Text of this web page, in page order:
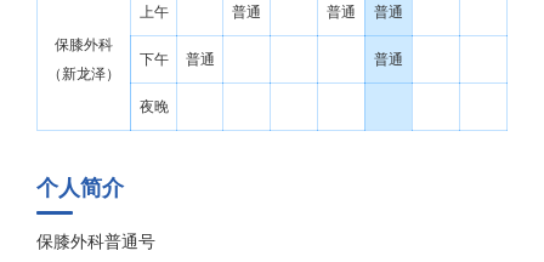
保膝外科
（新龙泽）
上午 普通 普通 普通
下午 普通 普通
夜晚
个人简介
保膝外科普通号